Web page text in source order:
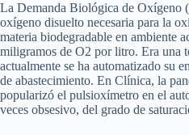
La Demanda Biológica de Oxígeno
oxígeno disuelto necesaria para la
materia biodegradable en ambiente
miligramos de O2 por litro. Era una
actualmente se ha automatizado su
de abastecimiento. En Clínica, la
popularizó el pulsioxímetro en el
veces obsesivo, del grado de